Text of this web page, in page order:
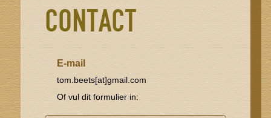
CONTACT
E-mail
tom.beets[at]gmail.com
Of vul dit formulier in: